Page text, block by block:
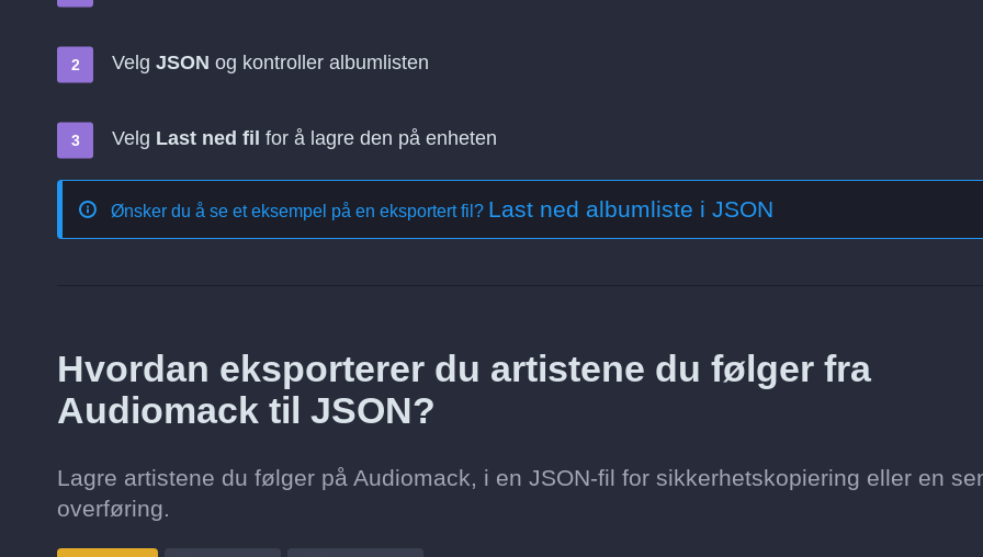
Velg JSON og kontroller albumlisten
Velg Last ned fil for å lagre den på enheten
Ønsker du å se et eksempel på en eksportert fil? Last ned albumliste i JSON
Hvordan eksporterer du artistene du følger fra
Audiomack til JSON?
Lagre artistene du følger på Audiomack, i en JSON-fil for sikkerhetskopiering eller en
overføring.